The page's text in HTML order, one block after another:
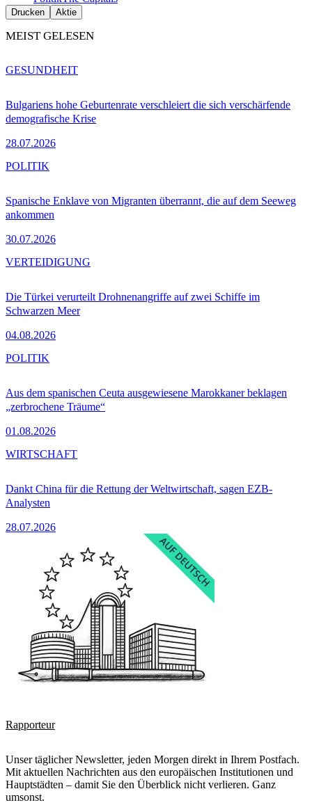
Drucken Aktie
MEIST GELESEN
Bulgariens hohe Geburtenrate verschleiert die sich verschärfende
demografische Krise
28.07.2026
GESUNDHEIT
Spanische Enklave von Migranten überrannt, die auf dem Seeweg
ankommen
30.07.2026
POLITIK
Die Türkei verurteilt Drohnenangriffe auf zwei Schiffe im
Schwarzen Meer
04.08.2026
VERTEIDIGUNG
Aus dem spanischen Ceuta ausgewiesene Marokkaner beklagen
„zerbrochene Träume“
01.08.2026
POLITIK
Dankt China für die Rettung der Weltwirtschaft, sagen EZB-
Analysten
28.07.2026
WIRTSCHAFT
Rapporteur
Unser täglicher Newsletter, jeden Morgen direkt in Ihrem Postfach.
Mit aktuellen Nachrichten aus den europäischen Institutionen und
Hauptstädten – damit Sie den Überblick nicht verlieren. Ganz
umsonst.